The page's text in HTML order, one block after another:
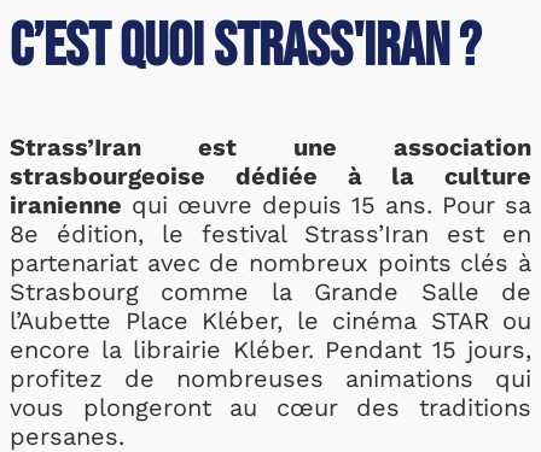
C’est quoi Strass'Iran ?
Strass’Iran est une association
strasbourgeoise dédiée à la culture
iranienne qui œuvre depuis 15 ans. Pour sa
8e édition, le festival Strass’Iran est en
partenariat avec de nombreux points clés à
Strasbourg comme la Grande Salle de
l’Aubette Place Kléber, le cinéma STAR ou
encore la librairie Kléber. Pendant 15 jours,
profitez de nombreuses animations qui
vous plongeront au cœur des traditions
persanes.